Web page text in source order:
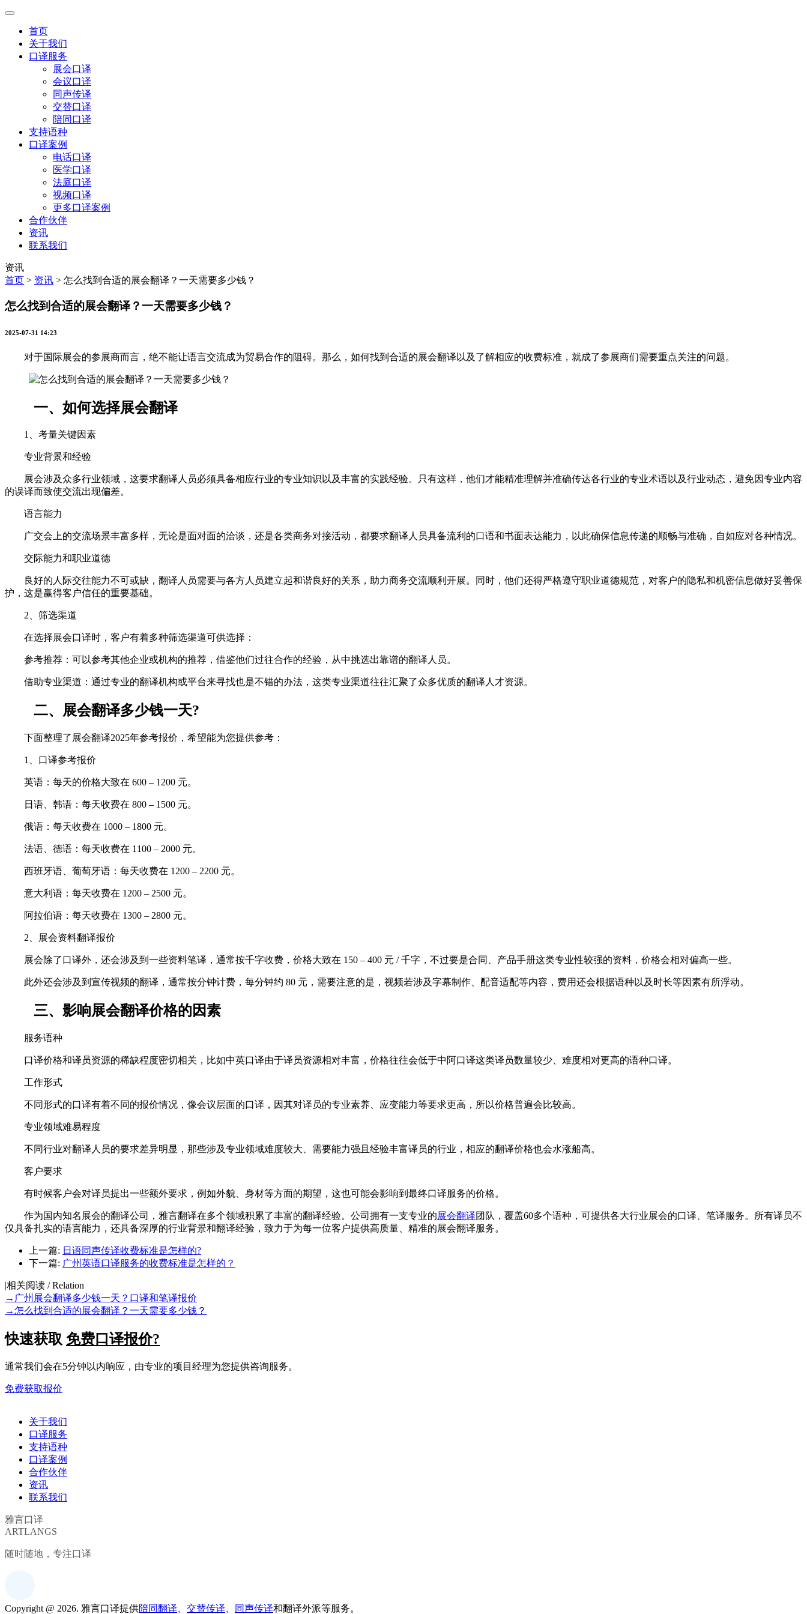
首页
关于我们
口译服务
展会口译
会议口译
同声传译
交替口译
陪同口译
支持语种
口译案例
电话口译
医学口译
法庭口译
视频口译
更多口译案例
合作伙伴
资讯
联系我们
资讯
首页 > 资讯 > 怎么找到合适的展会翻译？一天需要多少钱？
怎么找到合适的展会翻译？一天需要多少钱？
2025-07-31 14:23
对于国际展会的参展商而言，绝不能让语言交流成为贸易合作的阻碍。那么，如何找到合适的展会翻译以及了解相应的收费标准，就成了参展商们需要重点关注的问题。
一、如何选择展会翻译
1、考量关键因素
专业背景和经验
展会涉及众多行业领域，这要求翻译人员必须具备相应行业的专业知识以及丰富的实践经验。只有这样，他们才能精准理解并准确传达各行业的专业术语以及行业动态，避免因专业内容
的误译而致使交流出现偏差。
语言能力
广交会上的交流场景丰富多样，无论是面对面的洽谈，还是各类商务对接活动，都要求翻译人员具备流利的口语和书面表达能力，以此确保信息传递的顺畅与准确，自如应对各种情况。
交际能力和职业道德
良好的人际交往能力不可或缺，翻译人员需要与各方人员建立起和谐良好的关系，助力商务交流顺利开展。同时，他们还得严格遵守职业道德规范，对客户的隐私和机密信息做好妥善保
护，这是赢得客户信任的重要基础。
2、筛选渠道
在选择展会口译时，客户有着多种筛选渠道可供选择：
参考推荐：可以参考其他企业或机构的推荐，借鉴他们过往合作的经验，从中挑选出靠谱的翻译人员。
借助专业渠道：通过专业的翻译机构或平台来寻找也是不错的办法，这类专业渠道往往汇聚了众多优质的翻译人才资源。
二、展会翻译多少钱一天?
下面整理了展会翻译2025年参考报价，希望能为您提供参考：
1、口译参考报价
英语：每天的价格大致在 600 – 1200 元。
日语、韩语：每天收费在 800 – 1500 元。
俄语：每天收费在 1000 – 1800 元。
法语、德语：每天收费在 1100 – 2000 元。
西班牙语、葡萄牙语：每天收费在 1200 – 2200 元。
意大利语：每天收费在 1200 – 2500 元。
阿拉伯语：每天收费在 1300 – 2800 元。
2、展会资料翻译报价
展会除了口译外，还会涉及到一些资料笔译，通常按千字收费，价格大致在 150 – 400 元 / 千字，不过要是合同、产品手册这类专业性较强的资料，价格会相对偏高一些。
此外还会涉及到宣传视频的翻译，通常按分钟计费，每分钟约 80 元，需要注意的是，视频若涉及字幕制作、配音适配等内容，费用还会根据语种以及时长等因素有所浮动。
三、影响展会翻译价格的因素
服务语种
口译价格和译员资源的稀缺程度密切相关，比如中英口译由于译员资源相对丰富，价格往往会低于中阿口译这类译员数量较少、难度相对更高的语种口译。
工作形式
不同形式的口译有着不同的报价情况，像会议层面的口译，因其对译员的专业素养、应变能力等要求更高，所以价格普遍会比较高。
专业领域难易程度
不同行业对翻译人员的要求差异明显，那些涉及专业领域难度较大、需要能力强且经验丰富译员的行业，相应的翻译价格也会水涨船高。
客户要求
有时候客户会对译员提出一些额外要求，例如外貌、身材等方面的期望，这也可能会影响到最终口译服务的价格。
作为国内知名展会的翻译公司，雅言翻译在多个领域积累了丰富的翻译经验。公司拥有一支专业的展会翻译团队，覆盖60多个语种，可提供各大行业展会的口译、笔译服务。所有译员不
仅具备扎实的语言能力，还具备深厚的行业背景和翻译经验，致力于为每一位客户提供高质量、精准的展会翻译服务。
上一篇: 日语同声传译收费标准是怎样的?
下一篇: 广州英语口译服务的收费标准是怎样的？
|相关阅读 / Relation
→ 广州展会翻译多少钱一天？口译和笔译报价
→怎么找到合适的展会翻译？一天需要多少钱？
快速获取 免费口译报价?
通常我们会在5分钟以内响应，由专业的项目经理为您提供咨询服务。
免费获取报价
关于我们
口译服务
支持语种
口译案例
合作伙伴
资讯
联系我们
雅言口译
ARTLANGS
随时随地，专注口译
Copyright @ 2026. 雅言口译提供陪同翻译 交替传译 同声传译和翻译外派等服务。